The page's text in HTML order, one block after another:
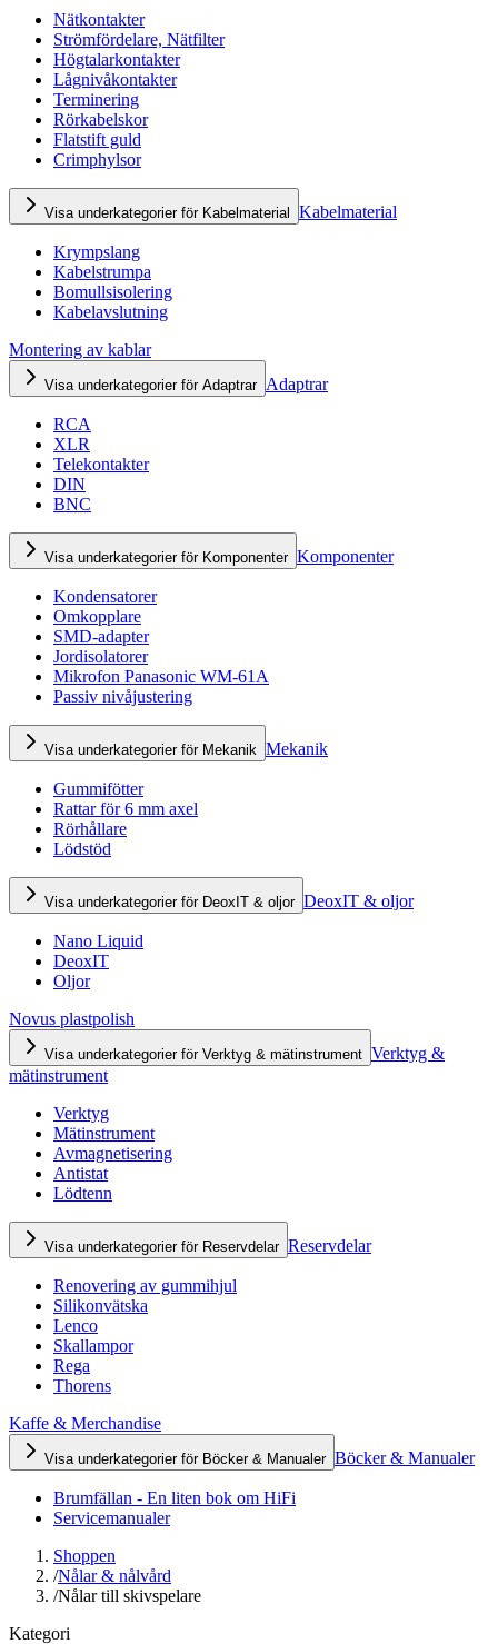
Nätkontakter
Strömfördelare, Nätfilter
Högtalarkontakter
Lågnivåkontakter
Terminering
Rörkabelskor
Flatstift guld
Crimphylsor
Visa underkategorier för Kabelmaterial Kabelmaterial
Krympslang
Kabelstrumpa
Bomullsisolering
Kabelavslutning
Montering av kablar
Visa underkategorier för Adaptrar Adaptrar
RCA
XLR
Telekontakter
DIN
BNC
Visa underkategorier för Komponenter Komponenter
Kondensatorer
Omkopplare
SMD-adapter
Jordisolatorer
Mikrofon Panasonic WM-61A
Passiv nivåjustering
Visa underkategorier för Mekanik Mekanik
Gummifötter
Rattar för 6 mm axel
Rörhållare
Lödstöd
Visa underkategorier för DeoxIT & oljor DeoxIT & oljor
Nano Liquid
DeoxIT
Oljor
Novus plastpolish
Visa underkategorier för Verktyg & mätinstrument Verktyg &
mätinstrument
Verktyg
Mätinstrument
Avmagnetisering
Antistat
Lödtenn
Visa underkategorier för Reservdelar Reservdelar
Renovering av gummihjul
Silikonvätska
Lenco
Skallampor
Rega
Thorens
Kaffe & Merchandise
Visa underkategorier för Böcker & Manualer Böcker & Manualer
Brumfällan - En liten bok om HiFi
Servicemanualer
Shoppen
/Nålar & nålvård
/Nålar till skivspelare
Kategori